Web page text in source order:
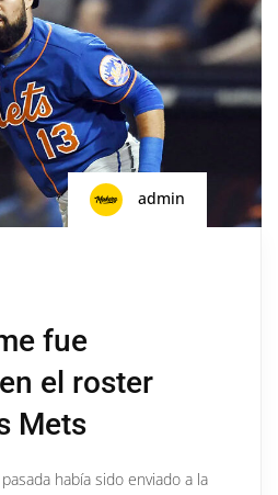
admin
fue
el roster
Mets
había sido enviado a la